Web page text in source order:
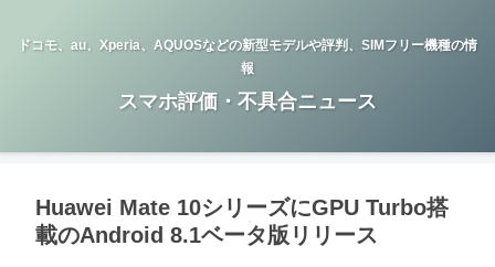
ドコモ、au、Xperia、AQUOSなどの新型モデルや評判、SIMフリー機種の情
報
スマホ評価・不具合ニュース
Huawei Mate 10シリーズにGPU Turbo搭
載のAndroid 8.1ベータ版リリース